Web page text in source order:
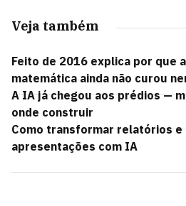
Veja também
Feito de 2016 explica por que
matemática ainda não curou
A IA já chegou aos prédios —
onde construir
Como transformar relatórios e
apresentações com IA